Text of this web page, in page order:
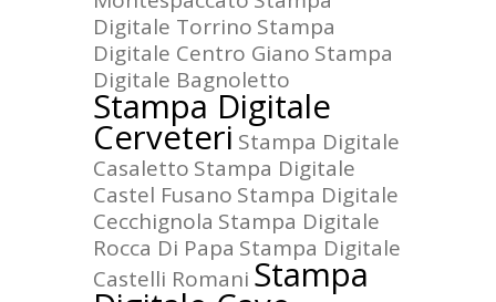
Digitale Torrino Stampa
Digitale Centro Giano Stampa
Digitale Bagnoletto
Stampa Digitale
Cerveteri Stampa Digitale
Casaletto Stampa Digitale
Castel Fusano Stampa Digitale
Cecchignola Stampa Digitale
Rocca Di Papa Stampa Digitale
Castelli Romani Stampa